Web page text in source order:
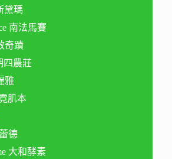
黛瑪
南法馬賽
奇蹟
四農莊
雅
肌本
德
大和酵素